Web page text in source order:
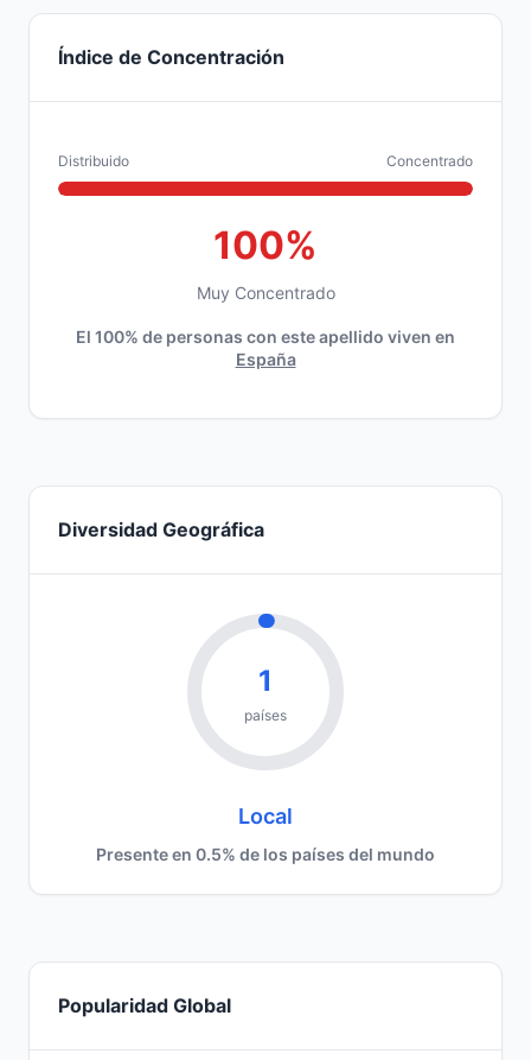
Índice de Concentración
Distribuido Concentrado
100%
Muy Concentrado
El 100% de personas con este apellido viven en
España
Diversidad Geográfica
1
países
Local
Presente en 0.5% de los países del mundo
Popularidad Global